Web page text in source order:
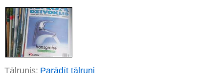
Tālrunis: Parādīt tālruni